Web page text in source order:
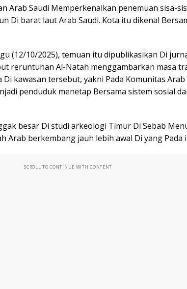
Arab Saudi Memperkenalkan penemuan sisa-
Di barat laut Arab Saudi. Kota itu dikenal
(12/10/2025), temuan itu dipublikasikan Di
reruntuhan Al-Natah menggambarkan masa
kawasan tersebut, yakni Pada Komunitas
penduduk menetap Bersama sistem sosial
besar Di studi arkeologi Timur Di Sebab
Arab berkembang jauh lebih awal Di yang Pada
SCROLL TO CONTINUE WITH CONTENT